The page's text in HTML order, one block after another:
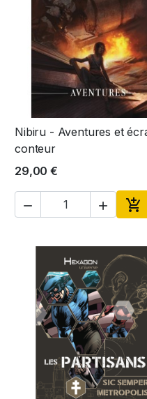
 Aperçu rapide
Nibiru - Aventures et
conteur
29,00 €
  